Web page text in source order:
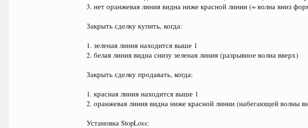
3. нет оранжевая линия видна ниже красной линии (= волна вниз
Закрыть сделку купить, когда:
1. зеленая линия находится выше 1
2. белая линия видна снизу зеленая линия (разрывное волна вверх)
Закрыть сделку продавать, когда:
1. красная линия находится выше 1
2. оранжевая линия видна ниже красной линии (набегающей волны
Установка StopLoss: